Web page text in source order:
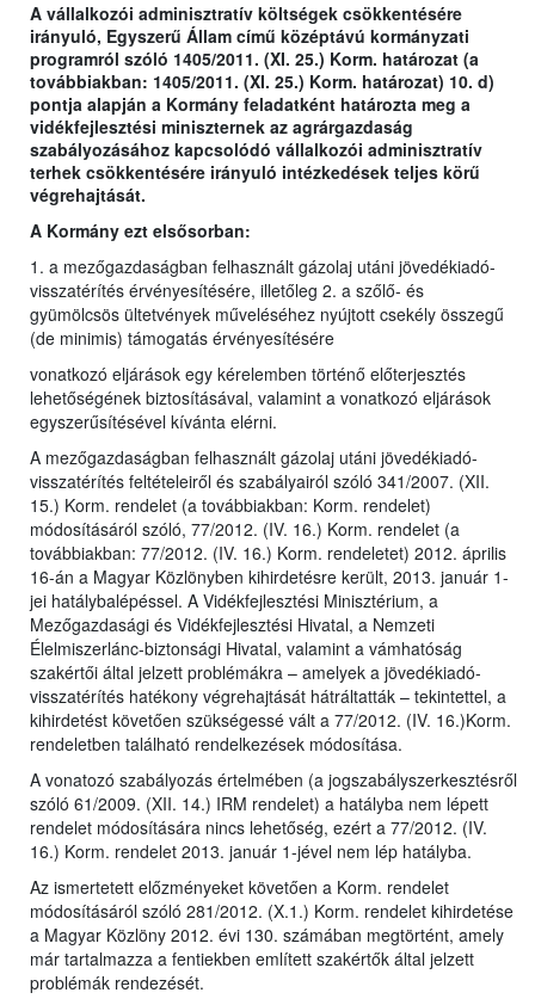
A vállalkozói adminisztratív költségek csökkentésére
irányuló, Egyszerű Állam című középtávú kormányzati
programról szóló 1405/2011. (XI. 25.) Korm. határozat (a
továbbiakban: 1405/2011. (XI. 25.) Korm. határozat) 10. d)
pontja alapján a Kormány feladatként határozta meg a
vidékfejlesztési miniszternek az agrárgazdaság
szabályozásához kapcsolódó vállalkozói adminisztratív
terhek csökkentésére irányuló intézkedések teljes körű
végrehajtását.
A Kormány ezt elsősorban:
1. a mezőgazdaságban felhasznált gázolaj utáni jövedékiadó-
visszatérítés érvényesítésére, illetőleg 2. a szőlő- és
gyümölcsös ültetvények műveléséhez nyújtott csekély összegű
(de minimis) támogatás érvényesítésére
vonatkozó eljárások egy kérelemben történő előterjesztés
lehetőségének biztosításával, valamint a vonatkozó eljárások
egyszerűsítésével kívánta elérni.
A mezőgazdaságban felhasznált gázolaj utáni jövedékiadó-
visszatérítés feltételeiről és szabályairól szóló 341/2007. (XII.
15.) Korm. rendelet (a továbbiakban: Korm. rendelet)
módosításáról szóló, 77/2012. (IV. 16.) Korm. rendelet (a
továbbiakban: 77/2012. (IV. 16.) Korm. rendeletet) 2012. április
16-án a Magyar Közlönyben kihirdetésre került, 2013. január 1-
jei hatálybalépéssel. A Vidékfejlesztési Minisztérium, a
Mezőgazdasági és Vidékfejlesztési Hivatal, a Nemzeti
Élelmiszerlánc-biztonsági Hivatal, valamint a vámhatóság
szakértői által jelzett problémákra – amelyek a jövedékiadó-
visszatérítés hatékony végrehajtását hátráltatták – tekintettel, a
kihirdetést követően szükségessé vált a 77/2012. (IV. 16.)Korm.
rendeletben található rendelkezések módosítása.
A vonatozó szabályozás értelmében (a jogszabályszerkesztésről
szóló 61/2009. (XII. 14.) IRM rendelet) a hatályba nem lépett
rendelet módosítására nincs lehetőség, ezért a 77/2012. (IV.
16.) Korm. rendelet 2013. január 1-jével nem lép hatályba.
Az ismertetett előzményeket követően a Korm. rendelet
módosításáról szóló 281/2012. (X.1.) Korm. rendelet kihirdetése
a Magyar Közlöny 2012. évi 130. számában megtörtént, amely
már tartalmazza a fentiekben említett szakértők által jelzett
problémák rendezését.